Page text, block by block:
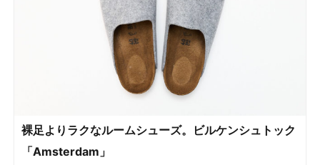
裸足よりラクなルームシューズ。ビルケンシュトック
「Amsterdam」